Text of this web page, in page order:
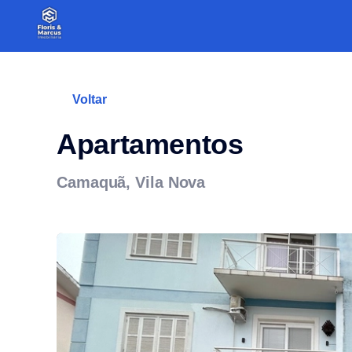
Voltar
Apartamentos
Camaquã, Vila Nova